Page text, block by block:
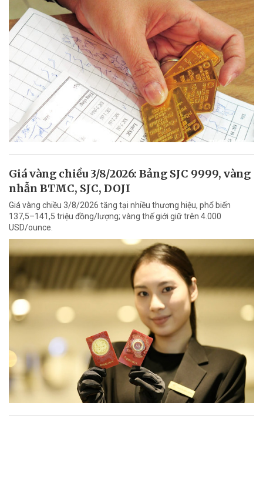
Giá vàng chiều 3/8/2026: Bảng SJC 9999, vàng
nhẫn BTMC, SJC, DOJI
Giá vàng chiều 3/8/2026 tăng tại nhiều thương hiệu, phổ biến
137,5–141,5 triệu đồng/lượng; vàng thế giới giữ trên 4.000
USD/ounce.